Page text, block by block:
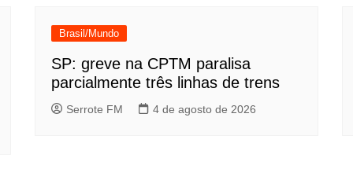
Brasil/Mundo
SP: greve na CPTM paralisa
parcialmente três linhas de trens
Serrote FM 4 de agosto de 2026